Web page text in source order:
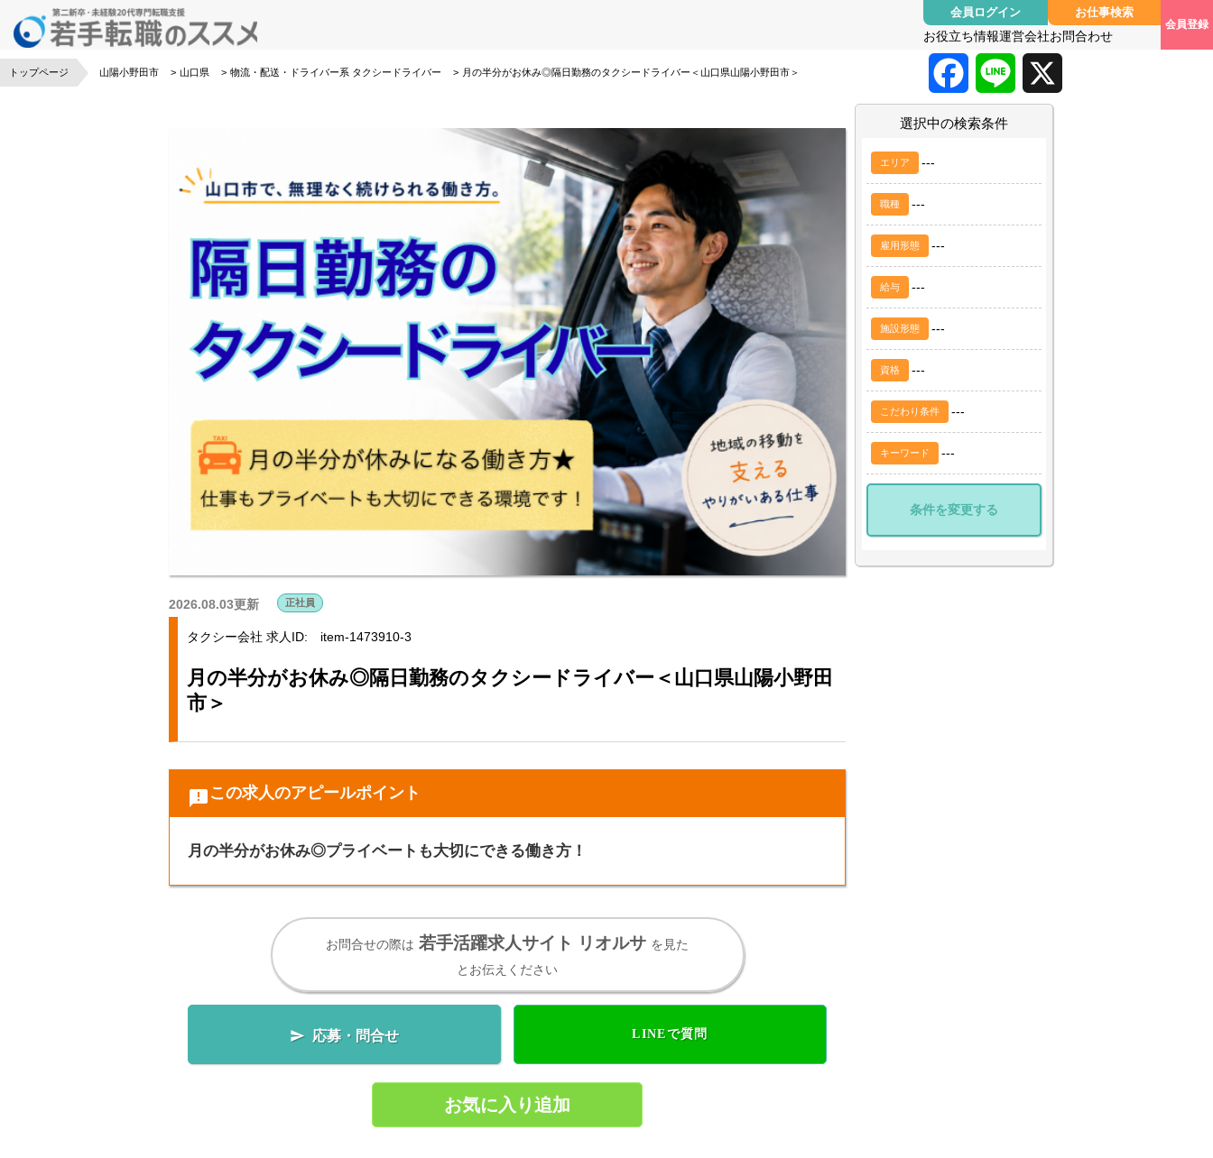
会員ログイン お仕事検索
お役立ち情報運営会社お問合わせ
会員登録
トップページ 山陽小野田市 山口県 物流・配送・ドライバー系 タクシードライバー 月の半分がお休み◎隔日勤務のタクシードライバー＜山口県山陽小野田市＞
選択中の検索条件
エリア ---
職種 ---
雇用形態 ---
給与 ---
施設形態 ---
資格 ---
こだわり条件 ---
キーワード ---
条件を変更する
2026.08.03更新 正社員
タクシー会社 求人ID: item-1473910-3
月の半分がお休み◎隔日勤務のタクシードライバー＜山口県山陽小野田
市＞
announcement この求人のアピールポイント
月の半分がお休み◎プライベートも大切にできる働き方！
お問合せの際は 若手活躍求人サイト リオルサ を見た
とお伝えください
 応募・問合せ LINEで質問
お気に入り追加
o
o
k